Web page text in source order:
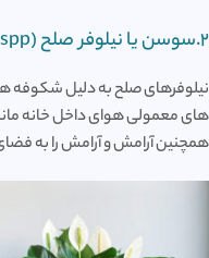
2.سوسن یا نیلوفر صلح (Spathiphyllum spp)
نیلوفرهای صلح به دلیل شکوفه
های معمولی هوای داخل خانه
همچنین آرامش و آرامش را به